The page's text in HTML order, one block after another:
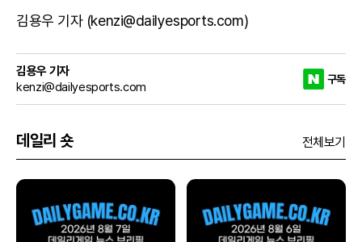
김용우 기자 (kenzi@dailyesports.com)
김용우 기자
kenzi@dailyesports.com
구독
데일리 숏 전체보기